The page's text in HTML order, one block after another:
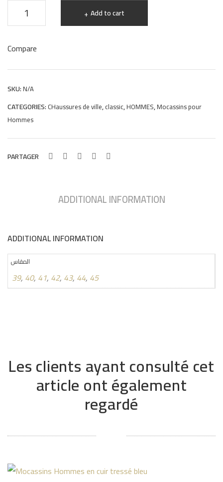
Chaussures
college
en
cuir
demasquable
quantity
Add to cart
Compare
SKU: N/A
CATEGORIES: CHaussures de ville,classic,HOMMES,Mocassins pour
Hommes
PARTAGER
ADDITIONAL INFORMATION
ADDITIONAL INFORMATION
المقاس
39, 40, 41, 42, 43, 44, 45
Les clients ayant consulté cet
article ont également
regardé